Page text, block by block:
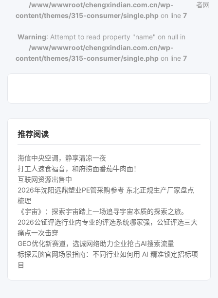
/www/wwwroot/chengxindian.com.cn/wp-
content/themes/315-consumer/single.php on line7
Warning: Attempt to read property "name" on null in
/www/wwwroot/chengxindian.com.cn/wp-
content/themes/315-consumer/single.php on line7
者网
推荐阅读
海信中央空调，静享清凉一夜
打工人速食福音，和府捞面番茄牛肉面！
互联网资源出售中
2026年沈阳远鼎塑业PE管采购参考 东北正规生产厂家盘点
梳理
《宇宙》：探索宇宙踏上一场追寻宇宙本质的探索之旅。
2026公钲评选行业内专业的评选系统哪家强，公钲评选三大
痛点一次击穿
GEO优化新赛道，选诚网络助力企业抢占AI搜索流量
标探云脑官网场景指南：不同行业如何用 AI 精准锁定招标项
目